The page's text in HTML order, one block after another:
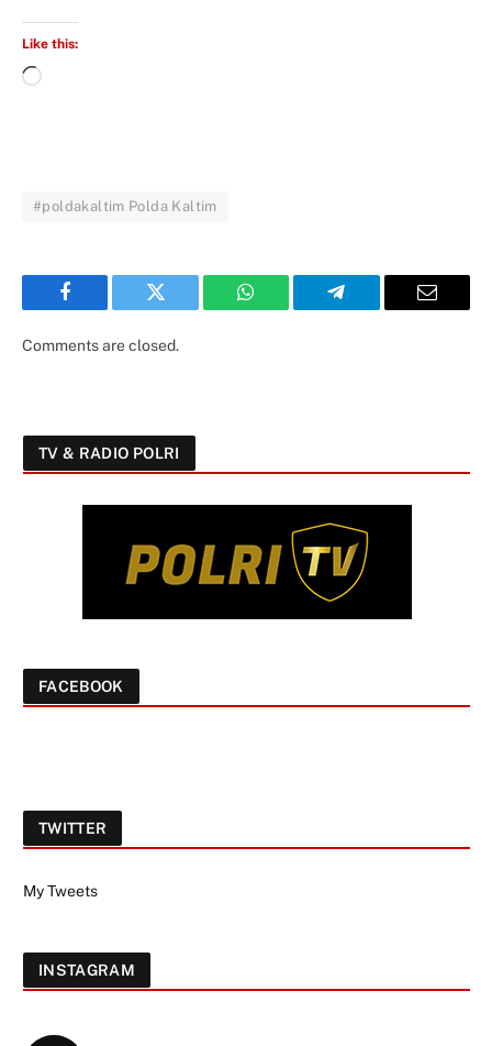
Like this:
#poldakaltim Polda Kaltim
Facebook Twitter WhatsApp Telegram Email
Comments are closed.
TV & RADIO POLRI
FACEBOOK
TWITTER
My Tweets
INSTAGRAM